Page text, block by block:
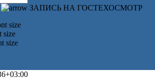
ЗАПИСЬ НА ГОСТЕХОСМОТР